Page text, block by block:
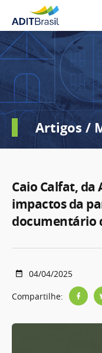
Artigos /
Caio Calfat, da
impactos da
documentário
04/04/2025
Compartilhe: